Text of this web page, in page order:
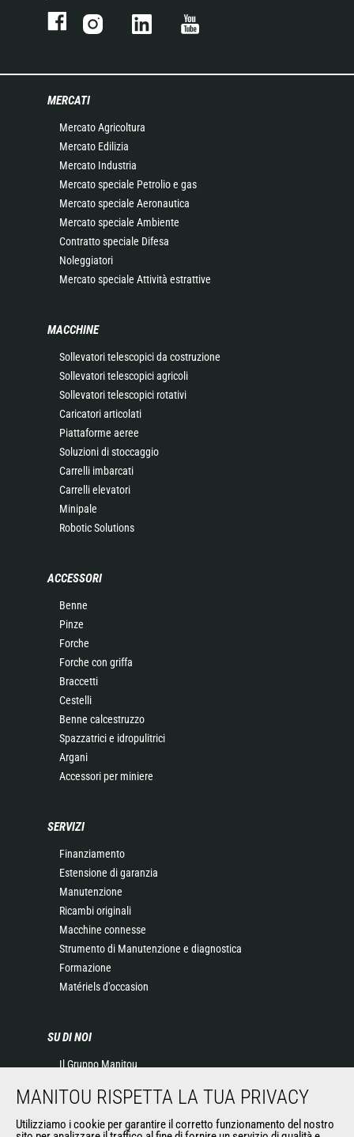
MERCATI
Mercato Agricoltura
Mercato Edilizia
Mercato Industria
Mercato speciale Petrolio e gas
Mercato speciale Aeronautica
Mercato speciale Ambiente
Contratto speciale Difesa
Noleggiatori
Mercato speciale Attività estrattive
MACCHINE
Sollevatori telescopici da costruzione
Sollevatori telescopici agricoli
Sollevatori telescopici rotativi
Caricatori articolati
Piattaforme aeree
Soluzioni di stoccaggio
Carrelli imbarcati
Carrelli elevatori
Minipale
Robotic Solutions
ACCESSORI
Benne
Pinze
Forche
Forche con griffa
Braccetti
Cestelli
Benne calcestruzzo
Spazzatrici e idropulitrici
Argani
Accessori per miniere
SERVIZI
Finanziamento
Estensione di garanzia
Manutenzione
Ricambi originali
Macchine connesse
Strumento di Manutenzione e diagnostica
Formazione
Matériels d'occasion
SU DI NOI
Il Gruppo Manitou
Informazioni legali
Eventi
MANITOU RISPETTA LA TUA PRIVACY
Utilizziamo i cookie per garantire il corretto funzionamento del nostro